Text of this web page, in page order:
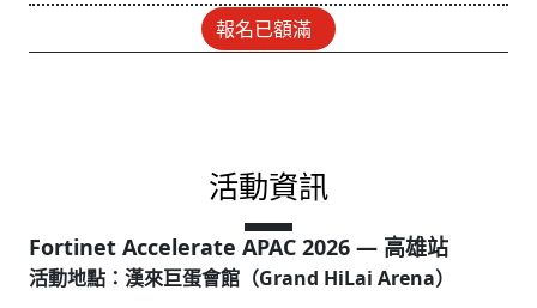
報名已額滿
活動資訊
Fortinet Accelerate APAC 2026 — 高雄站
活動地點：漢來巨蛋會館（Grand HiLai Arena）